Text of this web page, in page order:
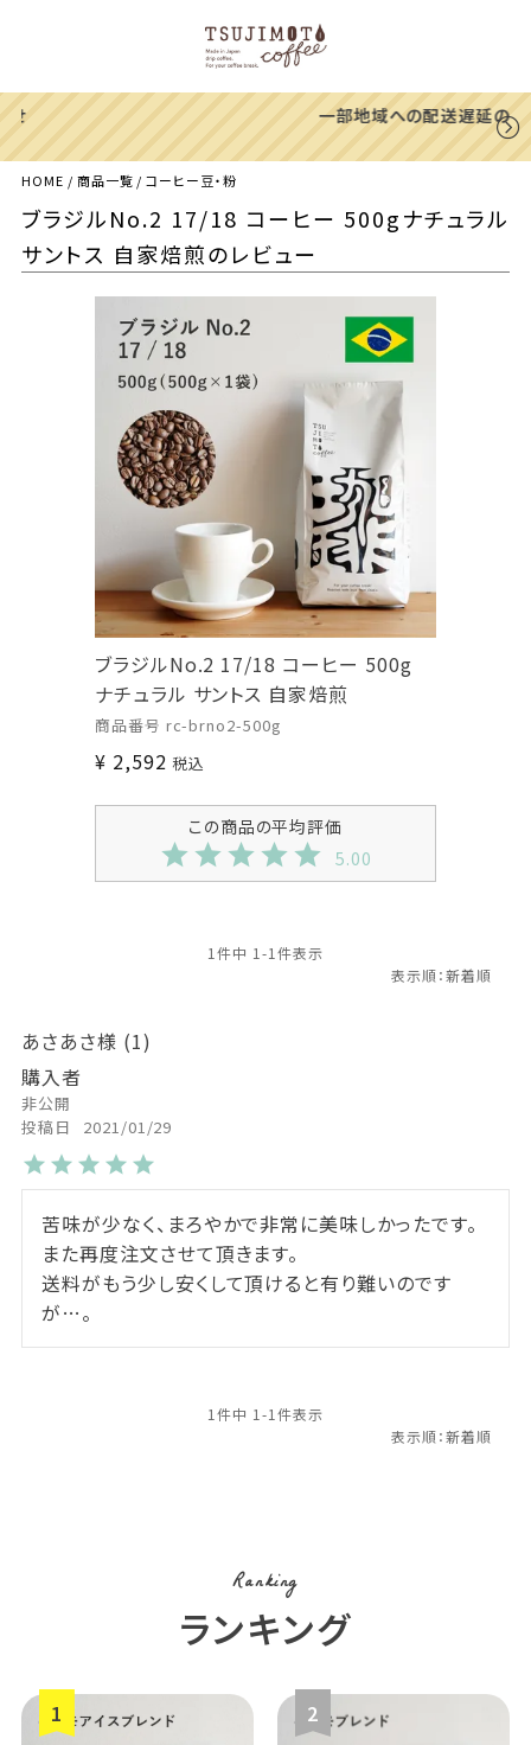
一部地域への配送遅延のご案内
HOME 商品一覧 コーヒー豆・粉
ブラジルNo.2 17/18 コーヒー 500gナチュラル
サントス 自家焙煎のレビュー
ブラジルNo.2 17/18 コーヒー 500g
ナチュラル サントス 自家焙煎
商品番号 rc-brno2-500g
¥ 2,592 税込
5.00
1件中 1 -1 件表示
あさあさ
1
購入者
非公開
投稿日
2021/01/29
苦味が少なく、まろやかで非常に美味しかったです。
また再度注文させて頂きます。
送料がもう少し安くして頂けると有り難いのです
が…。
1件中 1 -1 件表示
Ranking
ランキング